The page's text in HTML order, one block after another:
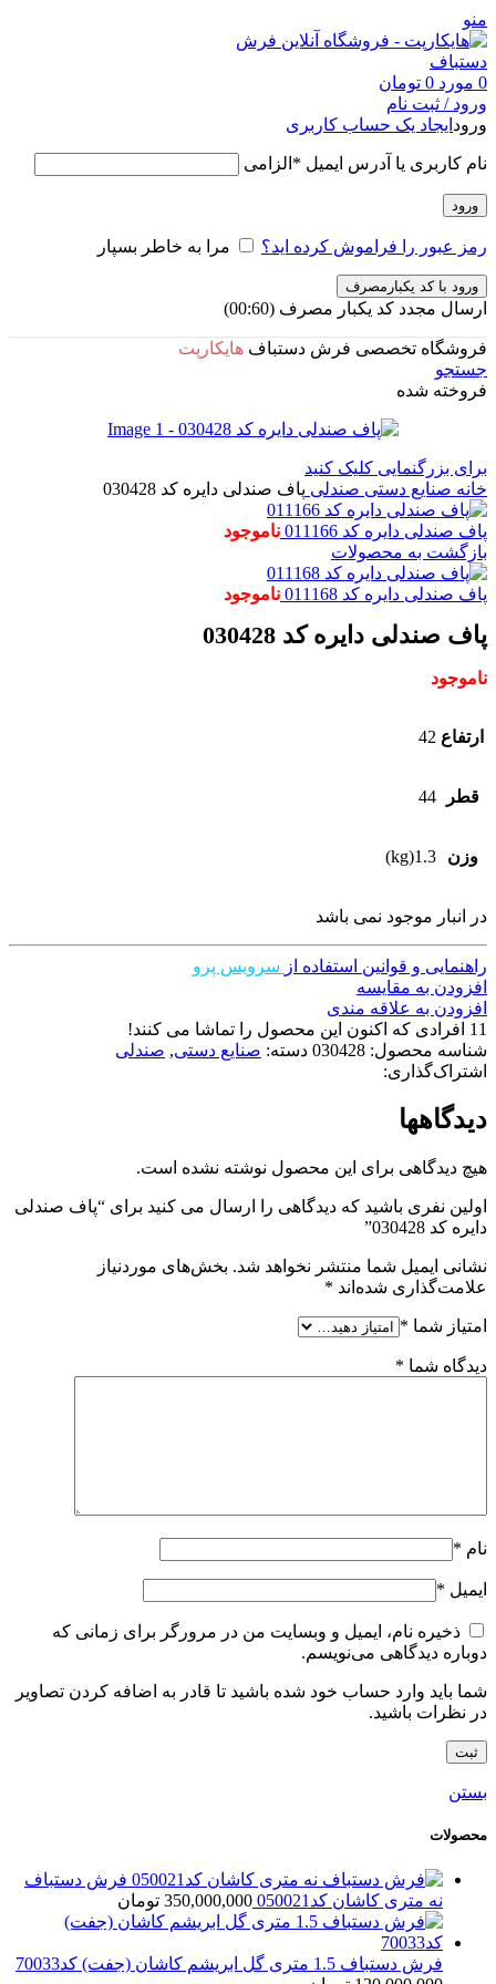
منو
0 مورد 0 تومان
ورود / ثبت نام
ورود ایجاد یک حساب کاربری
نام کاربری یا آدرس ایمیل * الزامی
ورود
رمز عبور را فراموش کرده اید؟ مرا به خاطر بسپار
ورود با کد یکبارمصرف
ارسال مجدد کد یکبار مصرف (00:
60
)
فروشگاه تخصصی فرش دستباف هایکارپت
جستجو
فروخته شده
برای بزرگنمایی کلیک کنید
خانه صنایع دستی صندلی پاف صندلی دایره کد 030428
پاف صندلی دایره کد 011166
ناموجود
بازگشت به محصولات
پاف صندلی دایره کد 011168 ناموجود
پاف صندلی دایره کد 030428
ناموجود
ارتفاع 42
قطر 44
وزن 1.3(kg)
در انبار موجود نمی باشد
راهنمایی و قوانین استفاده از سرویس پرو
افزودن به مقایسه
افزودن به علاقه مندی
11 افرادی که اکنون این محصول را تماشا می کنند!
شناسه محصول: 030428 دسته: صنایع دستی, صندلی
اشتراک‌گذاری:
دیدگاهها
هیچ دیدگاهی برای این محصول نوشته نشده است.
اولین نفری باشید که دیدگاهی را ارسال می کنید برای “پاف صندلی
دایره کد 030428”
نشانی ایمیل شما منتشر نخواهد شد. بخش‌های موردنیاز
علامت‌گذاری شده‌اند *
امتیاز شما *
دیدگاه شما *
نام *
ایمیل *
ذخیره نام، ایمیل و وبسایت من در مرورگر برای زمانی که
دوباره دیدگاهی می‌نویسم.
شما باید وارد حساب خود شده باشید تا قادر به اضافه کردن تصاویر
در نظرات باشید.
بستن
محصولات
فرش دستباف
نه متری کاشان کد050021
350,000,000 تومان
فرش دستباف 1.5 متری گل ابریشم کاشان (جفت) کد70033